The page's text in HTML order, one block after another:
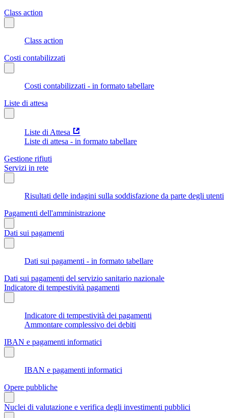
Class action
Class action
Costi contabilizzati
Costi contabilizzati - in formato tabellare
Liste di attesa
Liste di Attesa
Liste di attesa - in formato tabellare
Gestione rifiuti
Servizi in rete
Risultati delle indagini sulla soddisfazione da parte degli utenti
Pagamenti dell'amministrazione
Dati sui pagamenti
Dati sui pagamenti - in formato tabellare
Dati sui pagamenti del servizio sanitario nazionale
Indicatore di tempestività pagamenti
Indicatore di tempestività dei pagamenti
Ammontare complessivo dei debiti
IBAN e pagamenti informatici
IBAN e pagamenti informatici
Opere pubbliche
Nuclei di valutazione e verifica degli investimenti pubblici